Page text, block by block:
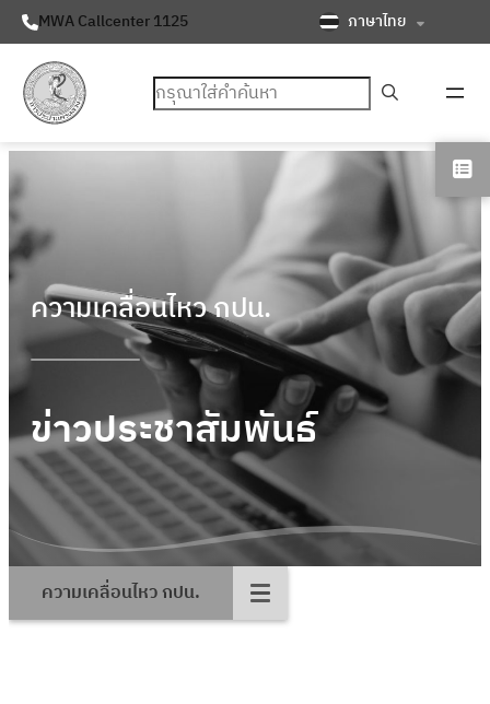
MWA Callcenter 1125 ภาษาไทย
ค้นหา
ความเคลื่อนไหว กปน.
ข่าวประชาสัมพันธ์
ความเคลื่อนไหว กปน.